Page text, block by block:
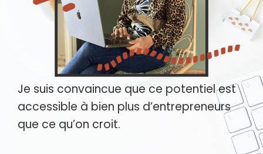
Je suis convaincue que ce potentiel est
accessible à bien plus d’entrepreneurs
que ce qu’on croit.